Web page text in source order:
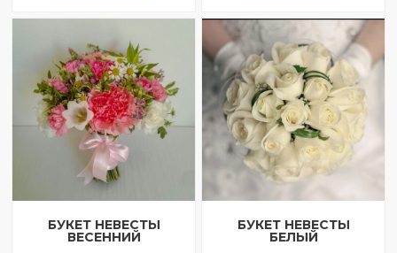
БУКЕТ НЕВЕСТЫ
ВЕСЕННИЙ
БУКЕТ НЕВЕСТЫ
БЕЛЫЙ